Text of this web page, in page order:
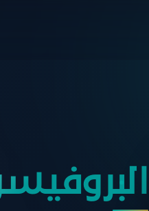
البحوث
الإصدارات